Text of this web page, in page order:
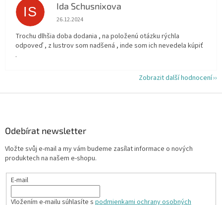
IS Ida Schusnixova
Hodnocení obchodu je 5 z 5 hvězdiček.
26.12.2024
Trochu dlhšia doba dodania , na položenú otázku rýchla
odpoveď , z lustrov som nadšená , inde som ich nevedela kúpiť
.
Zobrazit další hodnocení
Odebírat newsletter
Vložte svůj e-mail a my vám budeme zasílat informace o nových
produktech na našem e-shopu.
E-mail
Vložením e-mailu súhlasíte s podmienkami ochrany osobných